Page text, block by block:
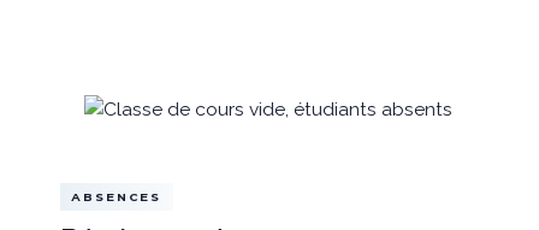
ABSENCES